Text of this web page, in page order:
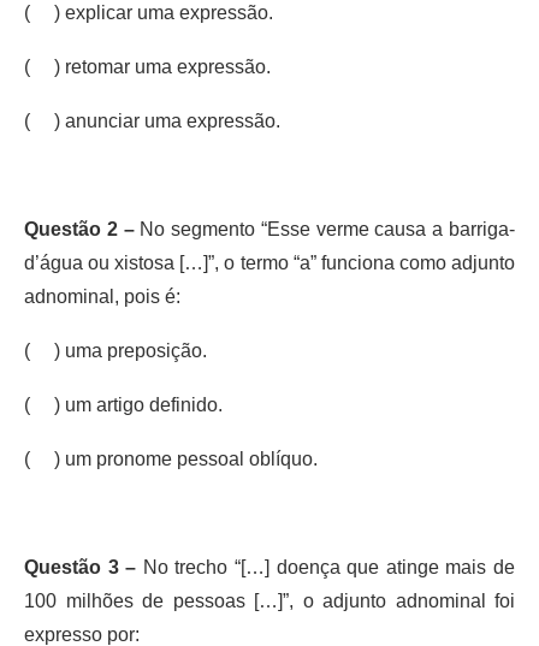
( ) explicar uma expressão.
( ) retomar uma expressão.
( ) anunciar uma expressão.
Questão 2 – No segmento “Esse verme causa a barriga-
d’água ou xistosa […]”, o termo “a” funciona como adjunto
adnominal, pois é:
( ) uma preposição.
( ) um artigo definido.
( ) um pronome pessoal oblíquo.
Questão 3 – No trecho “[…] doença que atinge mais de
100 milhões de pessoas […]”, o adjunto adnominal foi
expresso por: